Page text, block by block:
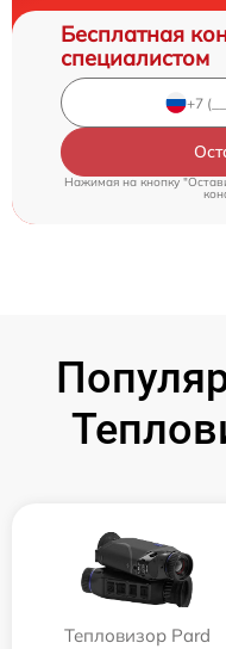
Бесплатная
специалистом
Нажимая на кнопку
Тепловизор Pard